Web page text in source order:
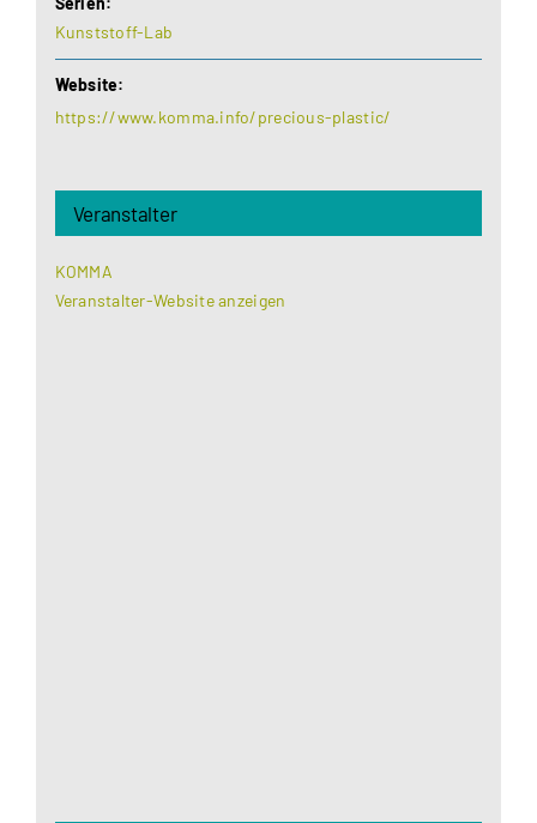
Kunststoff-Lab
Website:
https://www.komma.info/precious-plastic/
Veranstalter
KOMMA
Veranstalter-Website anzeigen